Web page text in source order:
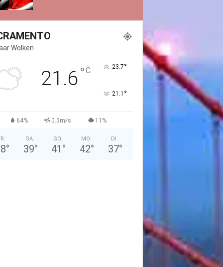
Wolken
21.6°C 23.7°
21.1 °
64% 0.5m/s 11%
°
SA.
39°
SO.
41 °
MO.
42°
DI.
37°